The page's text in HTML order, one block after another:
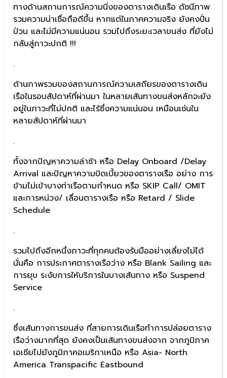
ทางด้านสถานการณ์ความนิ่งของตารางเดินเรือ ดัชนีภาพ
รวมความน่าเชื่อถือดีขึ้น หากแต่ในภาคความจริง ยังคงปั่น
ป่วน และไม่มีความแน่นอน รวมไปถึงระยะเวลาขนส่ง ที่ยังไม่
กลับสู่ภาวะปกติ !!!
.
ด้านภาพรวมของสถานการณ์ความเสถียรของตารางเดิน
เรือในรอบสัปดาห์ที่ผ่านมา ในหลายเส้นทางขนส่งหลักจะยัง
อยู่ในภาวะที่ไม่ปกติ และไร้ซึ่งความแน่นอน เหมือนเช่นใน
หลายสัปดาห์ที่ผ่านมา
.
ทั้งจากปัญหาความล่าช้า หรือ Delay Onboard /Delay
Arrival และปัญหาความบิดเบี้ยวของตารางเรือ อย่าง การ
ข้ามไม่เข้าบางท่าเรือตามกำหนด หรือ SKIP Call/ OMIT
และการหน่วง/ เลื่อนตารางเรือ หรือ Retard / Slide
Schedule
.
รวมไปถึงอีกหนึ่งภาวะที่ทุกคนต้องรับมืออย่างเลี่ยงไม่ได้
นั่นคือ การประกาศตารางเรือว่าง หรือ Blank Sailing และ
การยุบ ระงับการให้บริการในบางเส้นทาง หรือ Suspend
Service
.
ซึ่งเส้นทางการขนส่ง ที่สายการเดินเรือทำการปล่อยตาราง
เรือว่างมากที่สุด ยังคงเป็นเส้นทางขนส่งจาก จากภูมิภาค
เอเชียไปยังภูมิภาคอเมริกาเหนือ หรือ Asia- North
America Transpacific Eastbound